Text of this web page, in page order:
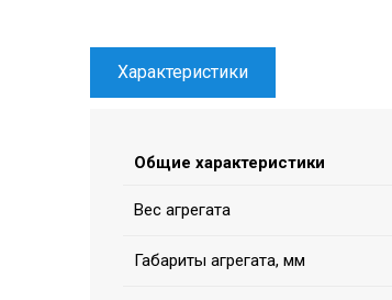
Характеристики
Общие характеристики
Вес агрегата
Габариты агрегата, мм